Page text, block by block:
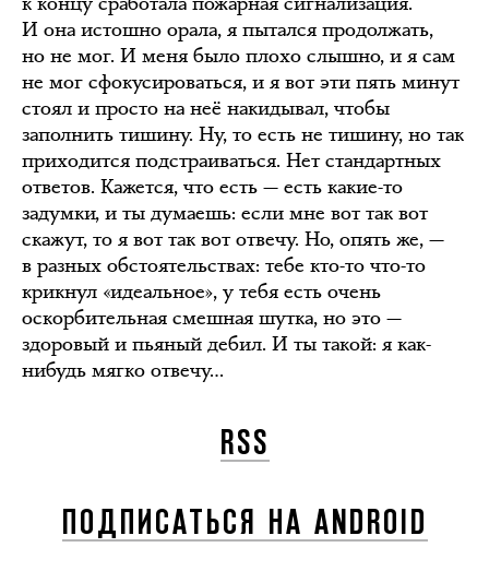
И она истошно орала, я пытался продолжать,
но не мог. И меня было плохо слышно, и я сам
не мог сфокусироваться, и я вот эти пять минут
стоял и просто на неё накидывал, чтобы
заполнить тишину. Ну, то есть не тишину, но так
приходится подстраиваться. Нет стандартных
ответов. Кажется, что есть — есть какие-то
задумки, и ты думаешь: если мне вот так вот
скажут, то я вот так вот отвечу. Но, опять же, —
в разных обстоятельствах: тебе кто-то что-то
крикнул «идеальное», у тебя есть очень
оскорбительная смешная шутка, но это —
здоровый и пьяный дебил. И ты такой: я как-
нибудь мягко отвечу…
RSS
ПОДПИСАТЬСЯ НА ANDROID